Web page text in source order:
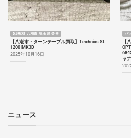
DJ機材 八潮市 埼玉県 楽器
【八潮市・ターンテーブル買取】Technics SL
1200 MK3D
2025年10月16日
パ
【
ャ
ニュース